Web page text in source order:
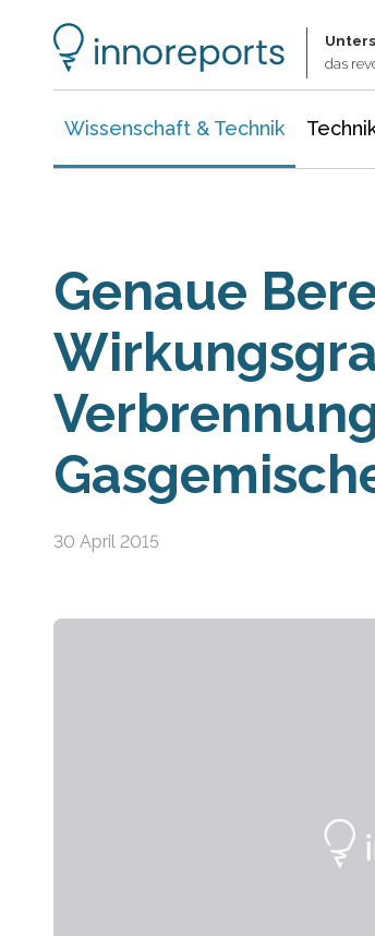
das
Wissenschaft & Technik
Genaue
30 April 2015